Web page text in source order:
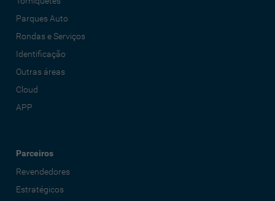
Parques Auto
Rondas e Serviços
Identificação
Outras áreas
Cloud
APP
Parceiros
Revendedores
Estratégicos